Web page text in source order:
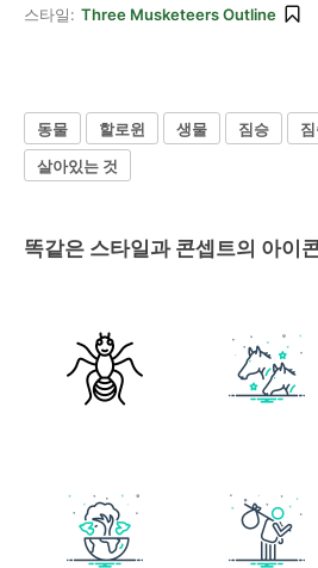
스타일: Three Musketeers Outline
동물 할로윈 생물 짐승
살아있는 것
똑같은 스타일과 콘셉트의 아이